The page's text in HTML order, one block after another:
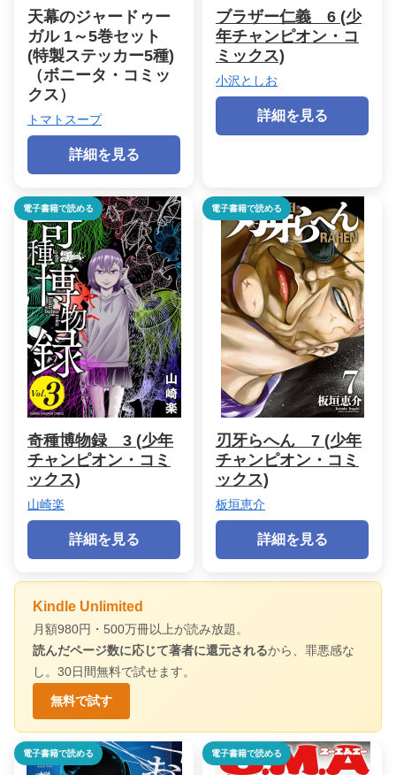
天幕のジャードゥー
ガル 1～5巻セット
(特製ステッカー5種)
（ボニータ・コミッ
クス）
トマトスープ
詳細を見る
ブラザー仁義 6 (少
年チャンピオン・コ
ミックス)
小沢としお
詳細を見る
電子書籍で読める
奇種博物録 3 (少年
チャンピオン・コミ
ックス)
山崎楽
詳細を見る
電子書籍で読める
刃牙らへん 7 (少年
チャンピオン・コミ
ックス)
板垣恵介
詳細を見る
Kindle Unlimited
月額980円・500万冊以上が読み放題。
読んだページ数に応じて著者に還元されるから、罪悪感な
し。30日間無料で試せます。
無料で試す
電子書籍で読める 電子書籍で読める